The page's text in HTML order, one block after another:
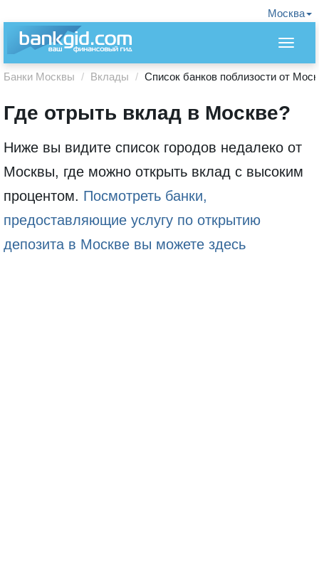
Москва
Банки Москвы Вклады Список банков поблизости от
Где отрыть вклад в Москве?
Ниже вы видите список городов недалеко от
Москвы, где можно открыть вклад с высоким
процентом. Посмотреть банки,
предоставляющие услугу по открытию
депозита в Москве вы можете здесь